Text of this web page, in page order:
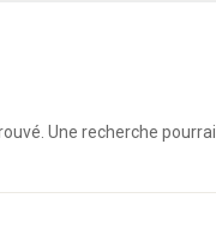
Une recherche